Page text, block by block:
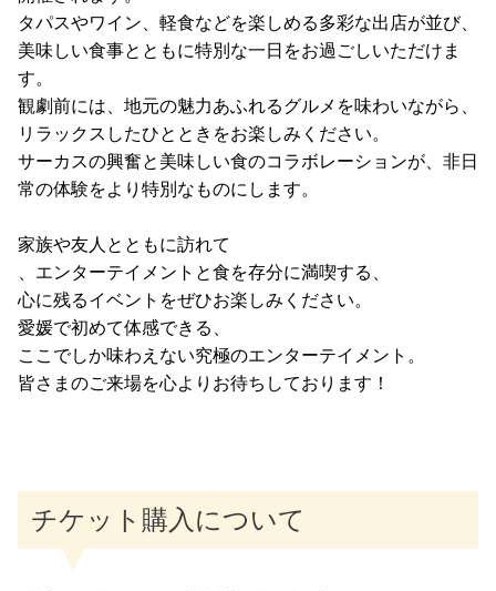
タパスやワイン、軽食などを楽しめる多彩な出店が並び、
美味しい食事とともに特別な一日をお過ごしいただけま
す。
観劇前には、地元の魅力あふれるグルメを味わいながら、
リラックスしたひとときをお楽しみください。
サーカスの興奮と美味しい食のコラボレーションが、非日
常の体験をより特別なものにします。
家族や友人とともに訪れて
、エンターテイメントと食を存分に満喫する、
心に残るイベントをぜひお楽しみください。
愛媛で初めて体感できる、
ここでしか味わえない究極のエンターテイメント。
皆さまのご来場を心よりお待ちしております！
チケット購入について